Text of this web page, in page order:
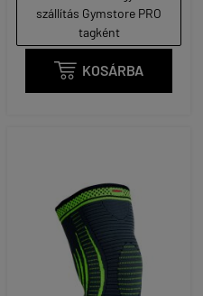
szállítás Gymstore PRO
tagként
 KOSÁRBA